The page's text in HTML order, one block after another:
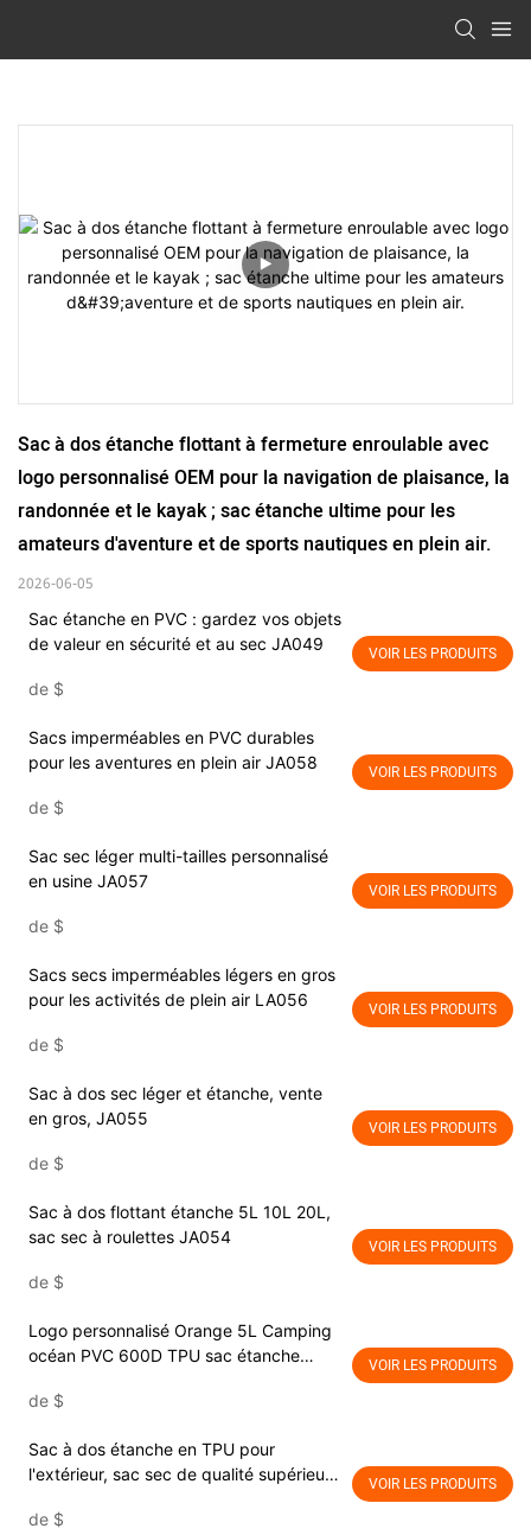
Sac à dos étanche flottant à fermeture enroulable avec
logo personnalisé OEM pour la navigation de plaisance, la
randonnée et le kayak ; sac étanche ultime pour les
amateurs d'aventure et de sports nautiques en plein air.
2026-06-05
Sac étanche en PVC : gardez vos objets
de valeur en sécurité et au sec JA049
de $
VOIR LES PRODUITS
Sacs imperméables en PVC durables
pour les aventures en plein air JA058
de $
VOIR LES PRODUITS
Sac sec léger multi-tailles personnalisé
en usine JA057
de $
VOIR LES PRODUITS
Sacs secs imperméables légers en gros
pour les activités de plein air LA056
de $
VOIR LES PRODUITS
Sac à dos sec léger et étanche, vente
en gros, JA055
de $
VOIR LES PRODUITS
Sac à dos flottant étanche 5L 10L 20L,
sac sec à roulettes JA054
de $
VOIR LES PRODUITS
Logo personnalisé Orange 5L Camping
océan PVC 600D TPU sac étanche
de $
VOIR LES PRODUITS
Sac à dos étanche en TPU pour
l'extérieur, sac sec de qualité supérieure
kayak JA052
de $
VOIR LES PRODUITS